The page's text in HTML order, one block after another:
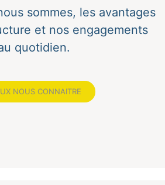
sommes, les avantages
et nos engagements
quotidien.
NOUS CONNAITRE